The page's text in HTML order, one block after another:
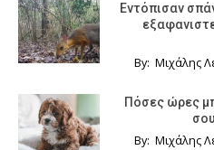
Εντόπισαν
By: Μιχάλης
Πόσες ώρες
By: Μιχάλης